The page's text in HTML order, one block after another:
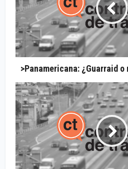
>Panamericana: ¿Guarraid